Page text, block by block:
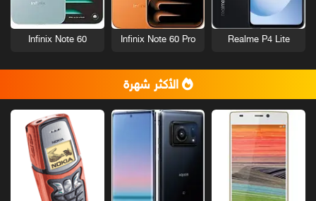
Realme P4 Lite
Infinix Note 60 Pro
Infinix Note 60
الأكثر شهرة